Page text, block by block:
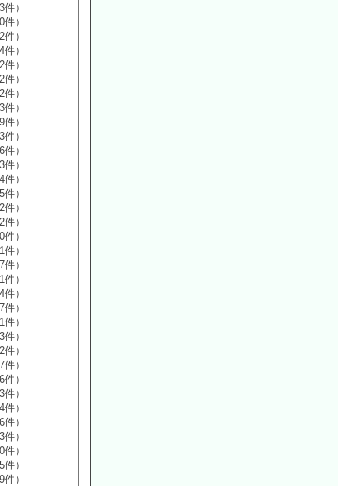
件）
件）
件）
件）
件）
件）
件）
件）
件）
件）
件）
件）
件）
件）
件）
件）
件）
件）
件）
件）
件）
件）
件）
件）
件）
件）
件）
件）
件）
件）
件）
件）
件）
件）